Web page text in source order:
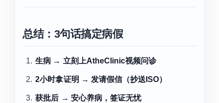
总结：3句话搞定病假
生病 → 立刻上AtheClinic视频问诊
2小时拿证明 → 发请假信（抄送ISO）
获批后 → 安心养病，签证无忧